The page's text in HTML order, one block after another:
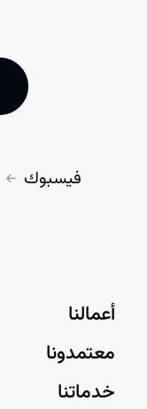
فيسبوك
أعمالنا
معتمدونا
خدماتنا